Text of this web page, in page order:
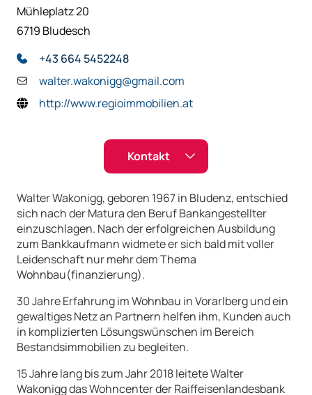
Mühleplatz 20
6719 Bludesch
+43 664 5452248
walter.wakonigg@gmail.com
http://www.regioimmobilien.at
Kontakt
Kontaktformular
Name
E-Mail:
Walter Wakonigg, geboren 1967 in Bludenz, entschied
sich nach der Matura den Beruf Bankangestellter
einzuschlagen. Nach der erfolgreichen Ausbildung
zum Bankkaufmann widmete er sich bald mit voller
Leidenschaft nur mehr dem Thema
Wohnbau(finanzierung).
30 Jahre Erfahrung im Wohnbau in Vorarlberg und ein
gewaltiges Netz an Partnern helfen ihm, Kunden auch
in komplizierten Lösungswünschen im Bereich
Bestandsimmobilien zu begleiten.
15 Jahre lang bis zum Jahr 2018 leitete Walter
Wakonigg das Wohncenter der Raiffeisenlandesbank